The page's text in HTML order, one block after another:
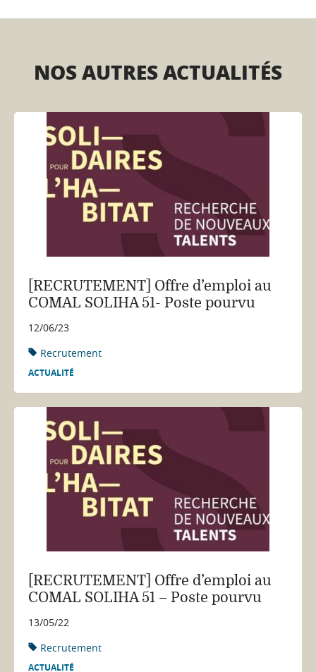
NOS AUTRES ACTUALITÉS
[RECRUTEMENT] Offre d’emploi au
COMAL SOLIHA 51- Poste pourvu
12/06/23
Recrutement
ACTUALITÉ
[RECRUTEMENT] Offre d’emploi au
COMAL SOLIHA 51 – Poste pourvu
13/05/22
Recrutement
ACTUALITÉ